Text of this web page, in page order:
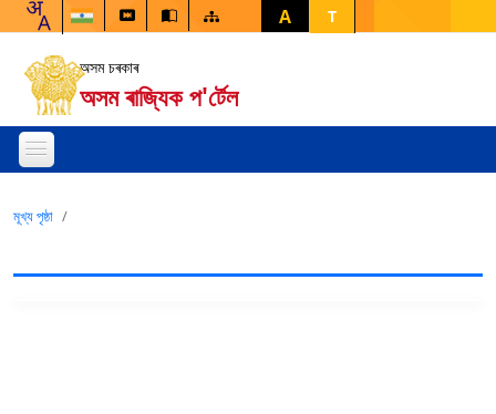
A T
অসম চৰকাৰ
অসম ৰাজ্যিক প'ৰ্টেল
মূখ্য পৃষ্ঠা